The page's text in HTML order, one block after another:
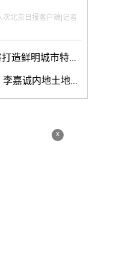
北京日报客户端|记者
“一路一花、一街一景” 海口将打造鲜明城市特色形象
李嘉诚上海售楼卖了多少钱？李嘉诚内地土地储备多少？
x